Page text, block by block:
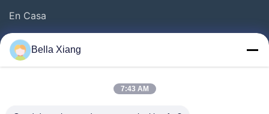
En Casa
Productos
Videos
Bella Xiang
7:43 AM